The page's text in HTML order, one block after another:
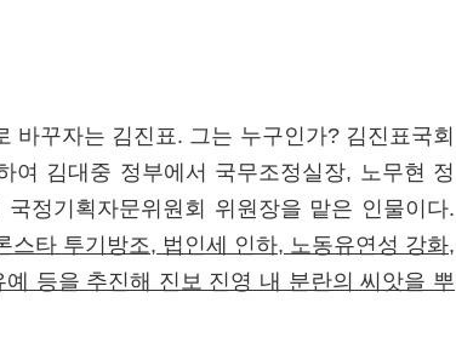
바꾸자는 김진표. 그는 누구인가? 김진표국회
여 김대중 정부에서 국무조정실장, 노무현 정
정기획자문위원회 위원장을 맡은 인물이다.
스타 투기방조, 법인세 인하, 노동유연성 강화,
예 등을 추진해 진보 진영 내 분란의 씨앗을 뿌